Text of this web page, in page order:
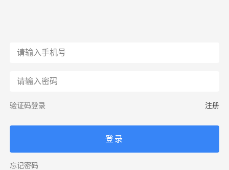
请输入手机号
请输入密码
验证码登录 注册
登录
忘记密码